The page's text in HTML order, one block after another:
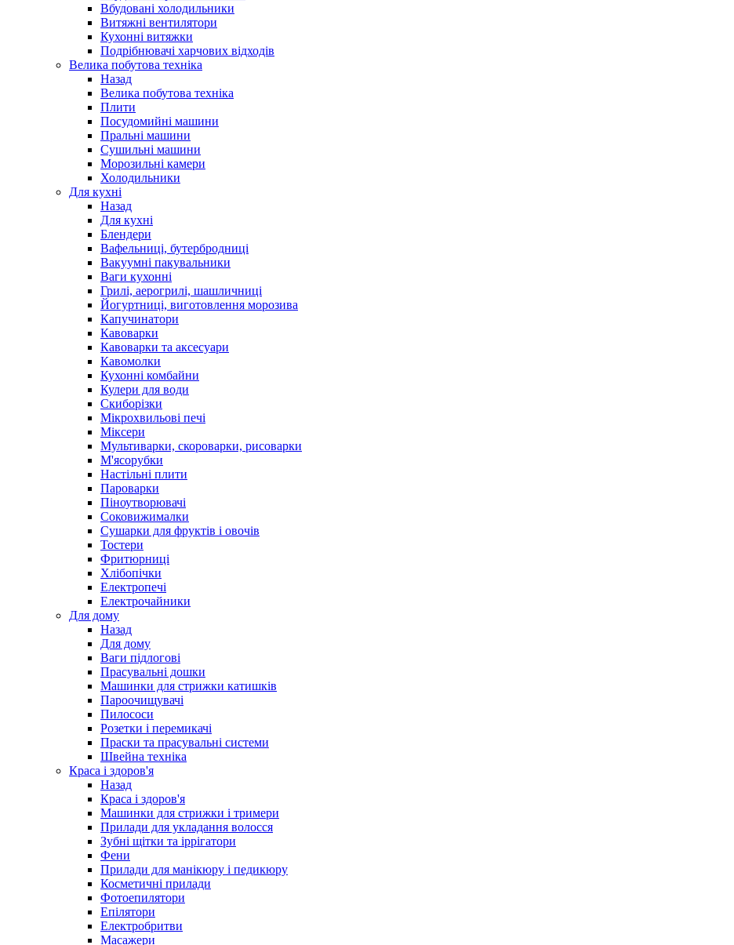
Вбудовані холодильники
Витяжні вентилятори
Кухонні витяжки
Подрібнювачі харчових відходів
Велика побутова техніка
Назад
Велика побутова техніка
Плити
Посудомийні машини
Пральні машини
Сушильні машини
Морозильні камери
Холодильники
Для кухні
Назад
Для кухні
Блендери
Вафельниці, бутербродниці
Вакуумні пакувальники
Ваги кухонні
Грилі, аерогрилі, шашличниці
Йогуртниці, виготовлення морозива
Капучинатори
Кавоварки
Кавоварки та аксесуари
Кавомолки
Кухонні комбайни
Кулери для води
Скиборізки
Мікрохвильові печі
Міксери
Мультиварки, скороварки, рисоварки
М'ясорубки
Настільні плити
Пароварки
Піноутворювачі
Соковижималки
Сушарки для фруктів і овочів
Тостери
Фритюрниці
Хлібопічки
Електропечі
Електрочайники
Для дому
Назад
Для дому
Ваги підлогові
Прасувальні дошки
Машинки для стрижки катишків
Пароочищувачі
Пилососи
Розетки і перемикачі
Праски та прасувальні системи
Швейна техніка
Краса і здоров'я
Назад
Краса і здоров'я
Машинки для стрижки і тримери
Прилади для укладання волосся
Зубні щітки та іррігатори
Фени
Прилади для манікюру і педикюру
Косметичні прилади
Фотоепилятори
Епілятори
Електробритви
Масажери